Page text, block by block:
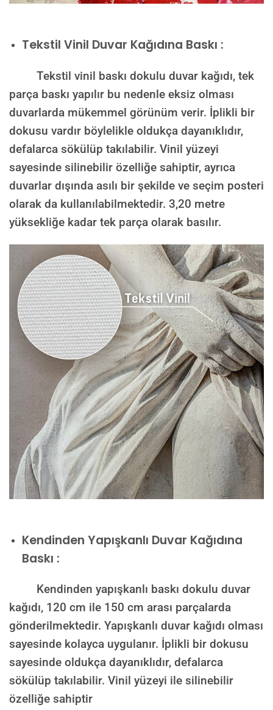
Tekstil Vinil Duvar Kağıdına Baskı :
Tekstil vinil baskı dokulu duvar kağıdı, tek
parça baskı yapılır bu nedenle eksiz olması
duvarlarda mükemmel görünüm verir. İplikli bir
dokusu vardır böylelikle oldukça dayanıklıdır,
defalarca sökülüp takılabilir. Vinil yüzeyi
sayesinde silinebilir özelliğe sahiptir, ayrıca
duvarlar dışında asılı bir şekilde ve seçim posteri
olarak da kullanılabilmektedir. 3,20 metre
yüksekliğe kadar tek parça olarak basılır.
Kendinden Yapışkanlı Duvar Kağıdına
Baskı :
Kendinden yapışkanlı baskı dokulu duvar
kağıdı, 120 cm ile 150 cm arası parçalarda
gönderilmektedir. Yapışkanlı duvar kağıdı olması
sayesinde kolayca uygulanır. İplikli bir dokusu
sayesinde oldukça dayanıklıdır, defalarca
sökülüp takılabilir. Vinil yüzeyi ile silinebilir
özelliğe sahiptir